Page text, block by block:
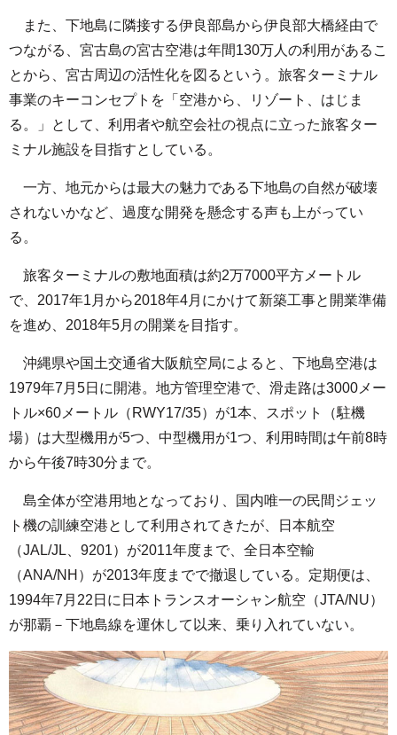
また、下地島に隣接する伊良部島から伊良部大橋経由で
つながる、宮古島の宮古空港は年間130万人の利用があるこ
とから、宮古周辺の活性化を図るという。旅客ターミナル
事業のキーコンセプトを「空港から、リゾート、はじま
る。」として、利用者や航空会社の視点に立った旅客ター
ミナル施設を目指すとしている。
一方、地元からは最大の魅力である下地島の自然が破壊
されないかなど、過度な開発を懸念する声も上がってい
る。
旅客ターミナルの敷地面積は約2万7000平方メートル
で、2017年1月から2018年4月にかけて新築工事と開業準備
を進め、2018年5月の開業を目指す。
沖縄県や国土交通省大阪航空局によると、下地島空港は
1979年7月5日に開港。地方管理空港で、滑走路は3000メー
トル×60メートル（RWY17/35）が1本、スポット（駐機
場）は大型機用が5つ、中型機用が1つ、利用時間は午前8時
から午後7時30分まで。
島全体が空港用地となっており、国内唯一の民間ジェッ
ト機の訓練空港として利用されてきたが、日本航空
（JAL/JL、9201）が2011年度まで、全日本空輸
（ANA/NH）が2013年度までで撤退している。定期便は、
1994年7月22日に日本トランスオーシャン航空（JTA/NU）
が那覇－下地島線を運休して以来、乗り入れていない。